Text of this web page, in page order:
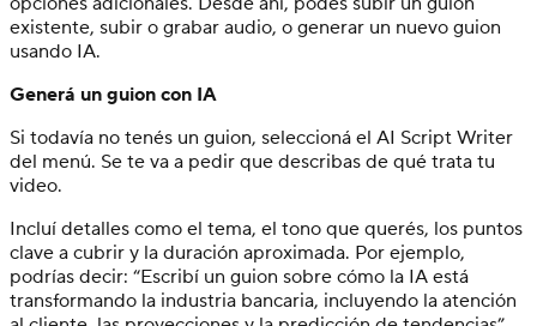
existente, subir o grabar audio, o generar un nuevo guion
usando IA.
Generá un guion con IA
Si todavía no tenés un guion, seleccioná el AI Script Writer
del menú. Se te va a pedir que describas de qué trata tu
video.
Incluí detalles como el tema, el tono que querés, los puntos
clave a cubrir y la duración aproximada. Por ejemplo,
podrías decir: “Escribí un guion sobre cómo la IA está
transformando la industria bancaria, incluyendo la atención